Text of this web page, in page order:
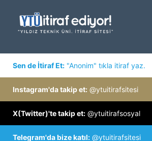
Sen de İtiraf Et: "Anonim" tıkla itiraf yaz.
Instagram'da takip et: @ytuitirafsitesi
X(Twitter)'te takip et: @ytuitirafsosyal
Telegram'da bize katıl: @ytuitirafsitesi